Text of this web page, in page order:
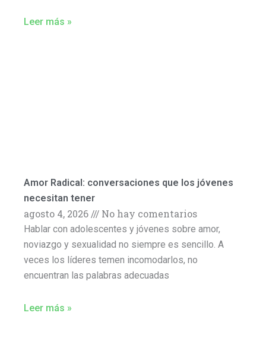
Leer más »
Amor Radical: conversaciones que los jóvenes
necesitan tener
agosto 4, 2026 No hay comentarios
Hablar con adolescentes y jóvenes sobre amor,
noviazgo y sexualidad no siempre es sencillo. A
veces los líderes temen incomodarlos, no
encuentran las palabras adecuadas
Leer más »